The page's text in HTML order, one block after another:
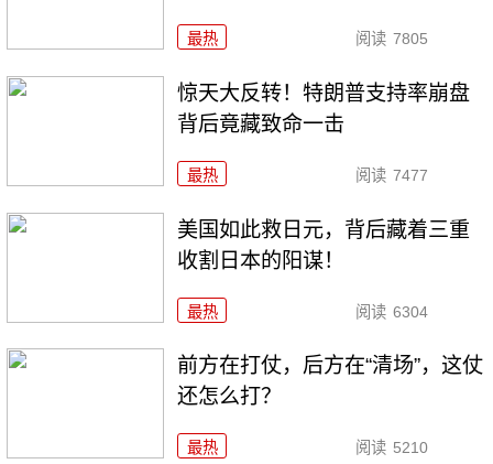
最热 阅读 7805
惊天大反转！特朗普支持率崩盘
背后竟藏致命一击
最热 阅读 7477
美国如此救日元，背后藏着三重
收割日本的阳谋！
最热 阅读 6304
前方在打仗，后方在“清场”，这仗
还怎么打？
最热 阅读 5210